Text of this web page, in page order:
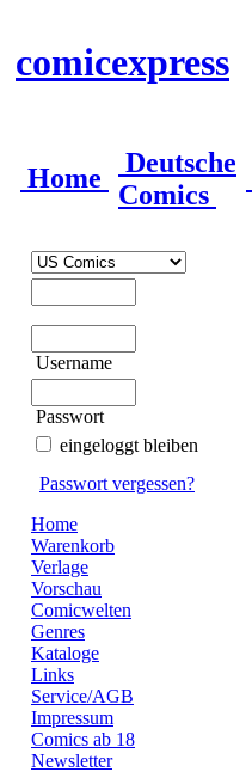
comicexpress
Home
Deutsche
Comics
Username
Passwort
eingeloggt bleiben
Passwort vergessen?
Home
Warenkorb
Verlage
Vorschau
Comicwelten
Genres
Kataloge
Links
Service/AGB
Impressum
Comics ab 18
Newsletter